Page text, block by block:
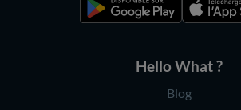
Hello What ?
Blog